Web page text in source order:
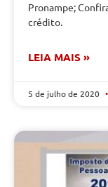
Pronampe;
crédito.
LEIA MAIS »
5 de julho de 2020